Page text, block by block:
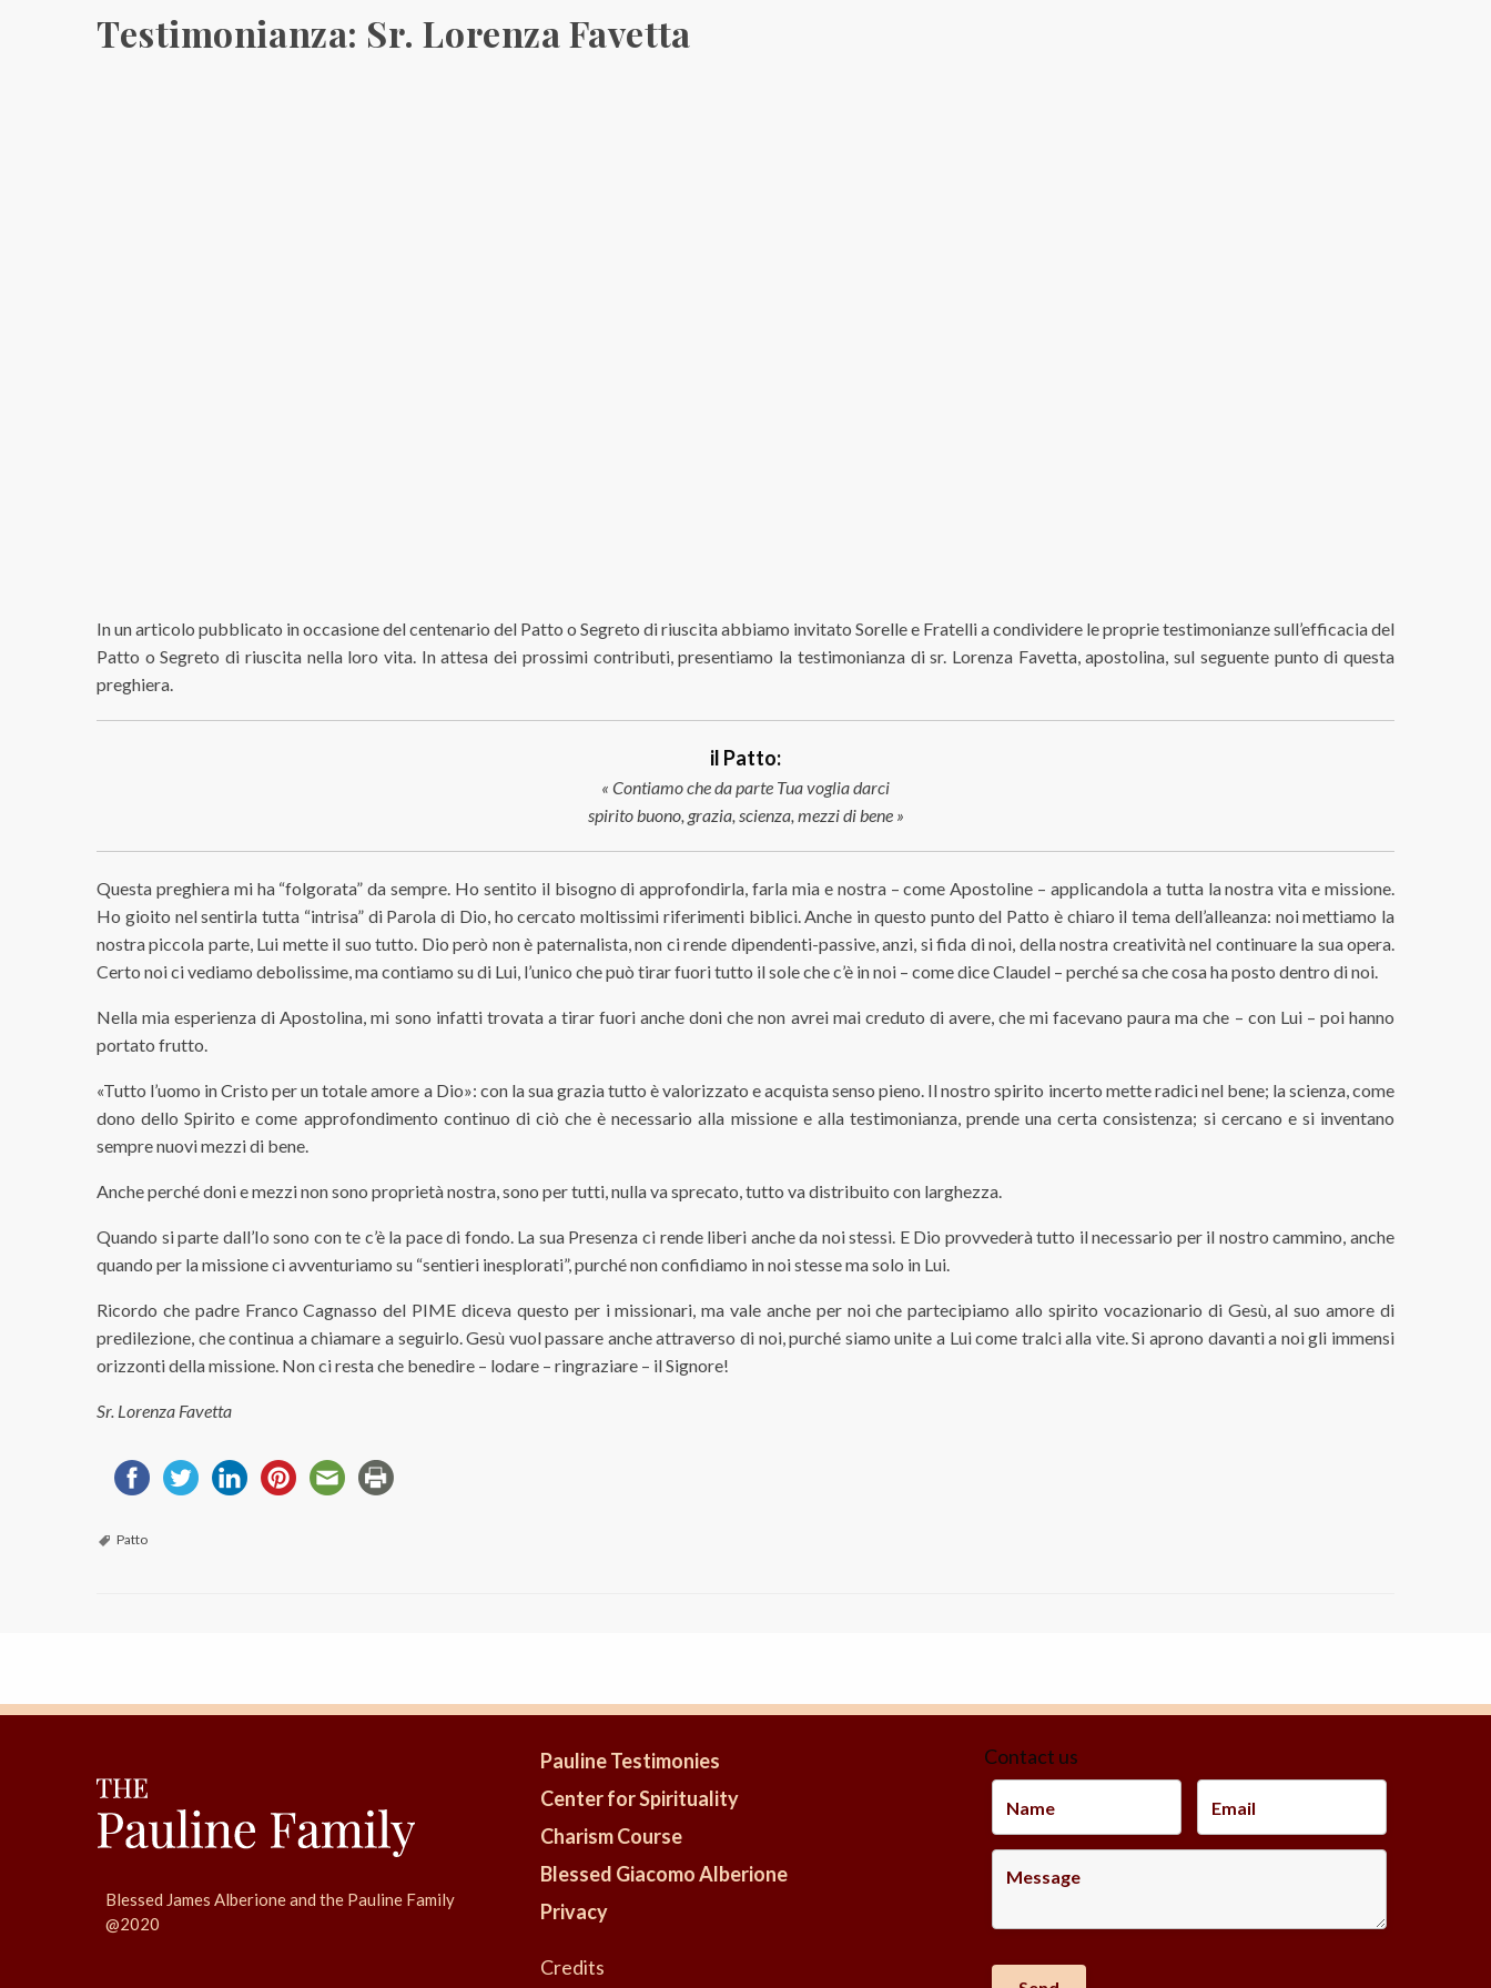
Testimonianza: Sr. Lorenza Favetta
In un articolo pubblicato in occasione del centenario del Patto o Segreto di riuscita abbiamo invitato Sorelle e Fratelli a condividere le proprie testimonianze sull’efficacia del
Patto o Segreto di riuscita nella loro vita. In attesa dei prossimi contributi, presentiamo la testimonianza di sr. Lorenza Favetta, apostolina, sul seguente punto di questa
preghiera.
il Patto:
« Contiamo che da parte Tua voglia darci
spirito buono, grazia, scienza, mezzi di bene »
Questa preghiera mi ha “folgorata” da sempre. Ho sentito il bisogno di approfondirla, farla mia e nostra – come Apostoline – applicandola a tutta la nostra vita e missione.
Ho gioito nel sentirla tutta “intrisa” di Parola di Dio, ho cercato moltissimi riferimenti biblici. Anche in questo punto del Patto è chiaro il tema dell’alleanza: noi mettiamo la
nostra piccola parte, Lui mette il suo tutto. Dio però non è paternalista, non ci rende dipendenti-passive, anzi, si fida di noi, della nostra creatività nel continuare la sua opera.
Certo noi ci vediamo debolissime, ma contiamo su di Lui, l’unico che può tirar fuori tutto il sole che c’è in noi – come dice Claudel – perché sa che cosa ha posto dentro di noi.
Nella mia esperienza di Apostolina, mi sono infatti trovata a tirar fuori anche doni che non avrei mai creduto di avere, che mi facevano paura ma che – con Lui – poi hanno
portato frutto.
«Tutto l’uomo in Cristo per un totale amore a Dio»: con la sua grazia tutto è valorizzato e acquista senso pieno. Il nostro spirito incerto mette radici nel bene; la scienza, come
dono dello Spirito e come approfondimento continuo di ciò che è necessario alla missione e alla testimonianza, prende una certa consistenza; si cercano e si inventano
sempre nuovi mezzi di bene.
Anche perché doni e mezzi non sono proprietà nostra, sono per tutti, nulla va sprecato, tutto va distribuito con larghezza.
Quando si parte dall’Io sono con te c’è la pace di fondo. La sua Presenza ci rende liberi anche da noi stessi. E Dio provvederà tutto il necessario per il nostro cammino, anche
quando per la missione ci avventuriamo su “sentieri inesplorati”, purché non confidiamo in noi stesse ma solo in Lui.
Ricordo che padre Franco Cagnasso del PIME diceva questo per i missionari, ma vale anche per noi che partecipiamo allo spirito vocazionario di Gesù, al suo amore di
predilezione, che continua a chiamare a seguirlo. Gesù vuol passare anche attraverso di noi, purché siamo unite a Lui come tralci alla vite. Si aprono davanti a noi gli immensi
orizzonti della missione. Non ci resta che benedire – lodare – ringraziare – il Signore!
Sr. Lorenza Favetta
Patto
Blessed James Alberione and the Pauline Family
@2020
Pauline Testimonies
Center for Spirituality
Charism Course
Blessed Giacomo Alberione
Privacy
Credits
Contact us